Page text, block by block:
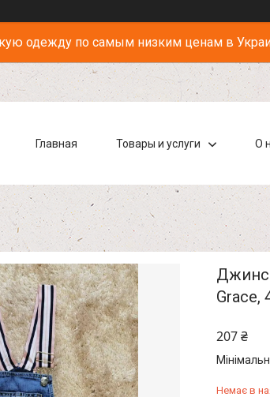
одежду по самым низким ценам в
Главная Товары и услуги О
Grace,
207 ₴
Немає в